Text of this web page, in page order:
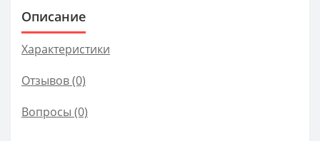
Описание
Характеристики
Отзывов (0)
Вопросы (0)